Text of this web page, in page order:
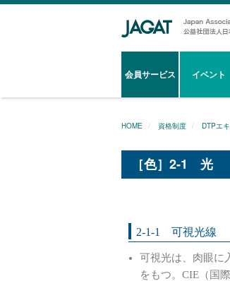
会員サービス イベント
HOME 資格制度 DTPエ
［色］2-1 光
2-1-1 可視光線
可視光は、肉眼に
をもつ。CIE（国